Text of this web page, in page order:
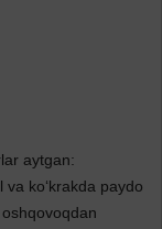
aytgan:
va ko‘krakda paydo